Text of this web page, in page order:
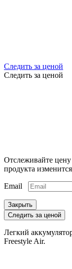
Следить за ценой
Следить за ценой
Отслеживайте
продукта изменится
Email
Закрыть
Следить за ценой
Легкий
Freestyle Air.